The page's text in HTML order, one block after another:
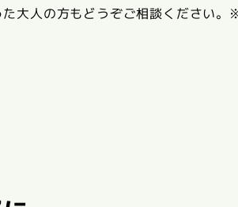
大人の方もどうぞご相談ください